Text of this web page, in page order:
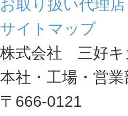
お取り扱い代理店
サイトマップ
株式会社 三好キ
本社・工場・営
〒666-0121